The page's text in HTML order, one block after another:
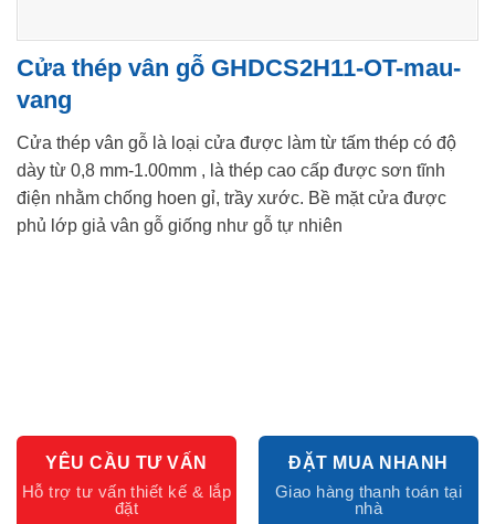
Cửa thép vân gỗ GHDCS2H11-OT-mau-
vang
Cửa thép vân gỗ là loại cửa được làm từ tấm thép có độ
dày từ 0,8 mm-1.00mm , là thép cao cấp được sơn tĩnh
điện nhằm chống hoen gỉ, trầy xước. Bề mặt cửa được
phủ lớp giả vân gỗ giống như gỗ tự nhiên
YÊU CẦU TƯ VẤN ĐẶT MUA NHANH